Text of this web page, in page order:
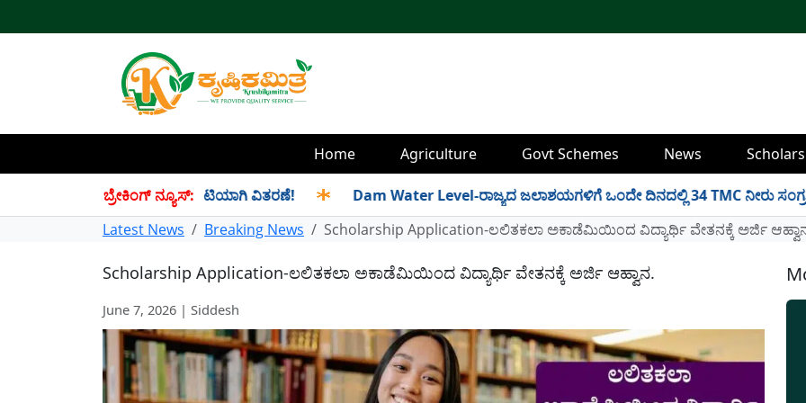
Home Agriculture Govt Schemes News
ಬ್ರೇಕಿಂಗ್ ನ್ಯೂಸ್:
ಸೆಪ್ಟೆಂಬರ್ ತಿಂಗಳ ಪಡಿತರ ಜಂಟಿಯಾಗಿ ವಿತರಣೆ! ✱ Dam Water Level-ರಾಜ್ಯದ ಜಲಾಶಯಗಳಿಗೆ ಒಂದೇ ದಿನದಲ್ಲಿ 34 TMC ನೀರು ಸಂಗ್ರಹ!
Latest News
Breaking News Scholarship Application-ಲಲಿತಕಲಾ ಅಕಾಡೆಮಿಯಿಂದ ವಿದ್ಯಾರ್ಥಿ ವೇತನಕ್ಕೆ ಅರ್ಜಿ
Scholarship Application-ಲಲಿತಕಲಾ ಅಕಾಡೆಮಿಯಿಂದ ವಿದ್ಯಾರ್ಥಿ ವೇತನಕ್ಕೆ ಅರ್ಜಿ ಆಹ್ವಾನ.
June 7, 2026 | Siddesh